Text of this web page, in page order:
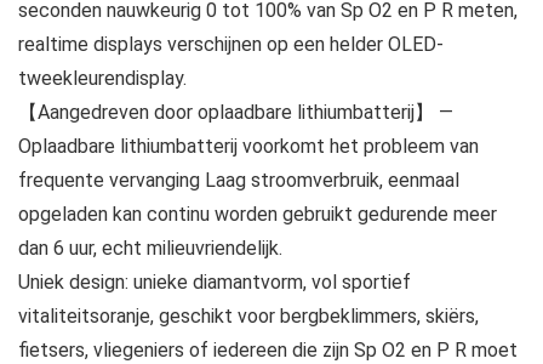
seconden nauwkeurig 0 tot 100% van Sp O2 en P R meten,
realtime displays verschijnen op een helder OLED-
tweekleurendisplay.
【Aangedreven door oplaadbare lithiumbatterij】 —
Oplaadbare lithiumbatterij voorkomt het probleem van
frequente vervanging Laag stroomverbruik, eenmaal
opgeladen kan continu worden gebruikt gedurende meer
dan 6 uur, echt milieuvriendelijk.
Uniek design: unieke diamantvorm, vol sportief
vitaliteitsoranje, geschikt voor bergbeklimmers, skiërs,
fietsers, vliegeniers of iedereen die zijn Sp O2 en P R moet